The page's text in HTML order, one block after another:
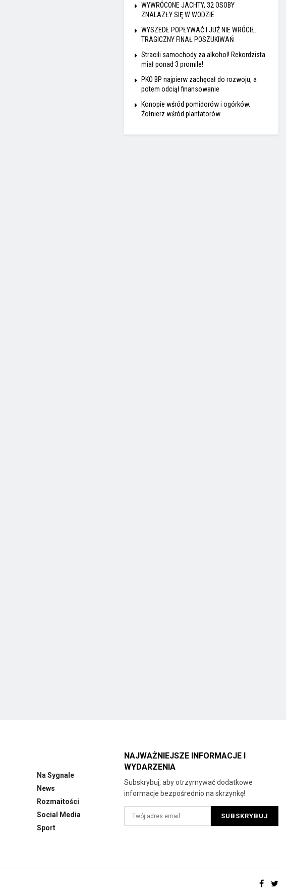
WYWRÓCONE JACHTY, 32 OSOBY
ZNALAZŁY SIĘ W WODZIE
WYSZEDŁ POPŁYWAĆ I JUŻ NIE WRÓCIŁ.
TRAGICZNY FINAŁ POSZUKIWAŃ
Stracili samochody za alkohol! Rekordzista
miał ponad 3 promile!
PKO BP najpierw zachęcał do rozwoju, a
potem odciął finansowanie
Konopie wśród pomidorów i ogórków.
Żołnierz wśród plantatorów
Na Sygnale
News
Rozmaitości
Social Media
Sport
NAJWAŻNIEJSZE INFORMACJE I
WYDARZENIA
Subskrybuj, aby otrzymywać dodatkowe
informacje bezpośrednio na skrzynkę!